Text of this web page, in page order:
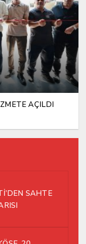
AÇILDI
SAHTE